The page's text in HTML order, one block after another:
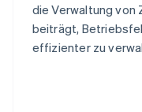
die Verwaltung von
beiträgt,
effizienter zu